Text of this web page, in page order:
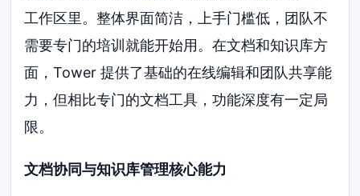
工作区里。整体界面简洁，上手门槛低，团队不
需要专门的培训就能开始用。在文档和知识库方
面，Tower 提供了基础的在线编辑和团队共享能
力，但相比专门的文档工具，功能深度有一定局
限。
文档协同与知识库管理核心能力